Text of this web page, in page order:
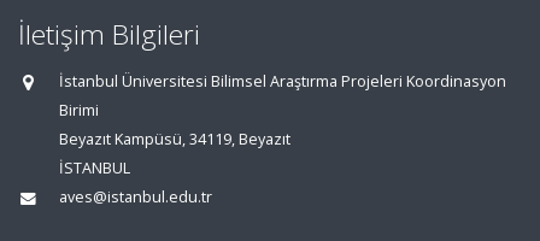
İletişim Bilgileri
İstanbul Üniversitesi Bilimsel Araştırma Projeleri Koordinasyon
Birimi
Beyazıt Kampüsü, 34119, Beyazıt
İSTANBUL
aves@istanbul.edu.tr